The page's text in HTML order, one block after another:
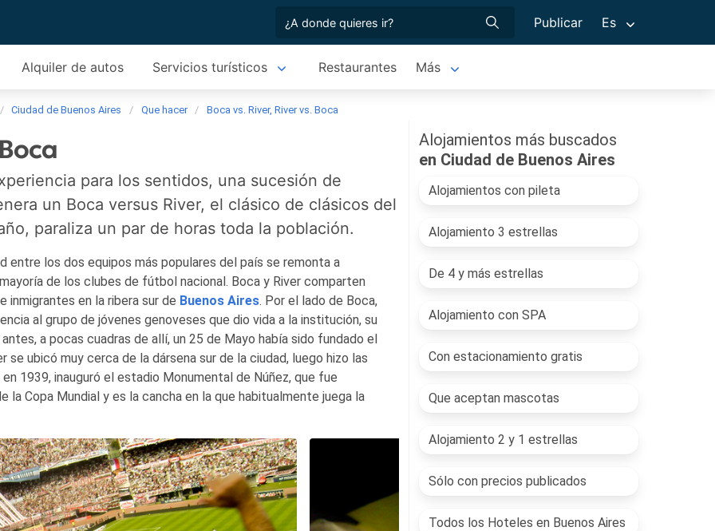
Publicar Es
Alquiler de autos Servicios turísticos Restaurantes Más
Ciudad de Buenos Aires Que hacer Boca vs. River, River vs. Boca
para los sentidos, una sucesión de
un Boca versus River, el clásico de clásicos del
paraliza un par de horas toda la población.
entre los dos equipos más populares del país se remonta a
de los clubes de fútbol nacional. Boca y River comparten
inmigrantes en la ribera sur de Buenos Aires. Por el lado de Boca,
al grupo de jóvenes genoveses que dio vida a la institución, su
a pocas cuadras de allí, un 25 de Mayo había sido fundado el
ubicó muy cerca de la dársena sur de la ciudad, luego hizo las
1939, inauguró el estadio Monumental de Núñez, que fue
Copa Mundial y es la cancha en la que habitualmente juega la
Alojamientos más buscados
en Ciudad de Buenos Aires
Alojamientos con pileta
Alojamiento 3 estrellas
De 4 y más estrellas
Alojamiento con SPA
Con estacionamiento gratis
Que aceptan mascotas
Alojamiento 2 y 1 estrellas
Sólo con precios publicados
Todos los Hoteles en Buenos Aires